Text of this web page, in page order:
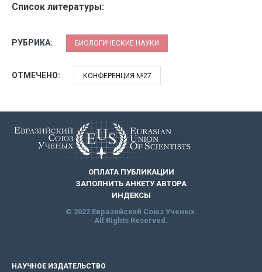
Список литературы:
РУБРИКА: БИОЛОГИЧЕСКИЕ НАУКИ
ОТМЕЧЕНО: КОНФЕРЕНЦИЯ №27
ОПЛАТА ПУБЛИКАЦИИ
ЗАПОЛНИТЬ АНКЕТУ АВТОРА
ИНДЕКСЫ
© 2022 Евразийский Союз Ученых.
All Rights Reserved.
НАУЧНОЕ ИЗДАТЕЛЬСТВО